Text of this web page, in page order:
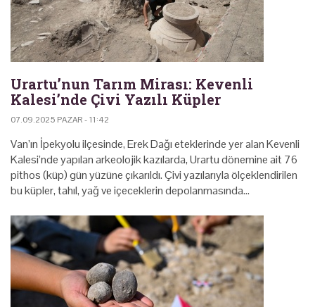
Urartu’nun Tarım Mirası: Kevenli
Kalesi’nde Çivi Yazılı Küpler
07.09.2025 PAZAR - 11:42
Van’ın İpekyolu ilçesinde, Erek Dağı eteklerinde yer alan Kevenli
Kalesi’nde yapılan arkeolojik kazılarda, Urartu dönemine ait 76
pithos (küp) gün yüzüne çıkarıldı. Çivi yazılarıyla ölçeklendirilen
bu küpler, tahıl, yağ ve içeceklerin depolanmasında…